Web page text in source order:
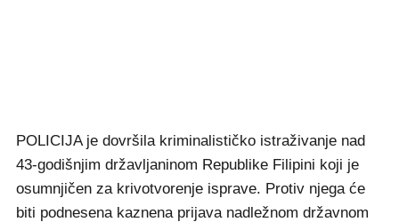
POLICIJA je dovršila kriminalističko istraživanje nad
43-godišnjim državljaninom Republike Filipini koji je
osumnjičen za krivotvorenje isprave. Protiv njega će
biti podnesena kaznena prijava nadležnom državnom